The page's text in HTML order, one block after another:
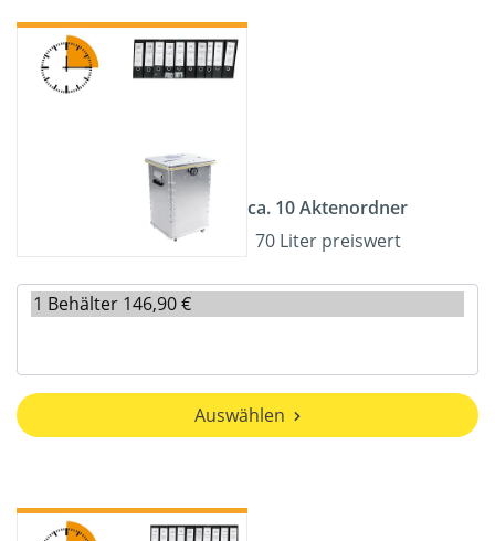
ca. 10 Aktenordner
70 Liter preiswert
Auswählen